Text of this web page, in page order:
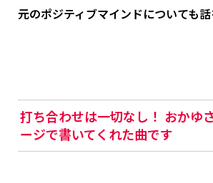
元のポジティブマインドについても話
打ち合わせは一切なし！ おかゆ
ージで書いてくれた曲です